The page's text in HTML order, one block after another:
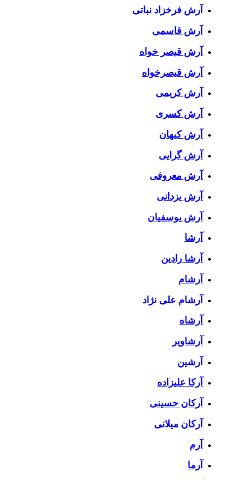
آرش فرخزاد نباتی
آرش قاسمی
آرش قیصر خواه
آرش قیصرخواه
آرش کریمی
آرش کسری
آرش کیهان
آرش گرایی
آرش معروفی
آرش یزدانی
آرش یوسفیان
آرشا
آرشا رادین
آرشام
آرشام علی نژاد
آرشاه
آرشاویر
آرشین
آرکا علیزاده
آرکان حسینی
آرکان میلانی
آرم
آرما